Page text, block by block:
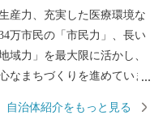
産力、充実した医療環境な
万市民の「市民力」、長い
域力」を最大限に活かし、
なまちづくりを進めていま
トコース と市長一任コース
自治体紹介をもっと見る